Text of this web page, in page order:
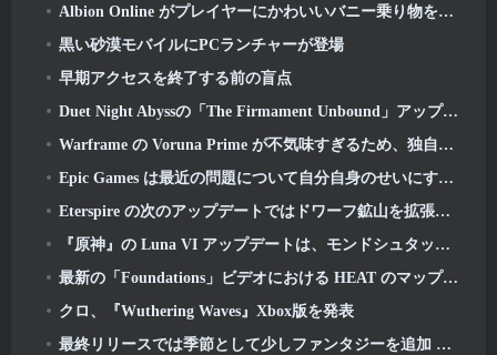
Albion Online がプレイヤーにかわいいバニー乗り物を提供して春を祝う
黒い砂漠モバイルにPCランチャーが登場
早期アクセスを終了する前の盲点
Duet Night Abyssの「The Firmament Unbound」アップデートでHuaxuのストーリーラインが完結
Warframe の Voruna Prime が不気味すぎるため、独自の Red Band トレーラーを入手
Epic Games は最近の問題について自分自身のせいにするしかない
Eterspire の次のアップデートではドワーフ鉱山を拡張し、ボス戦闘の完全なオーバーホールを提供
『原神』の Luna VI アップデートは、モンドシュタットが語り続けているがまだ見たことのない場所へ私たちを連れて行きます
最新の「Foundations」ビデオにおける HEAT のマップとモード
クロ、『Wuthering Waves』Xbox版を発表
最終リリースでは季節として少しファンタジーを追加 10 打ち上げ